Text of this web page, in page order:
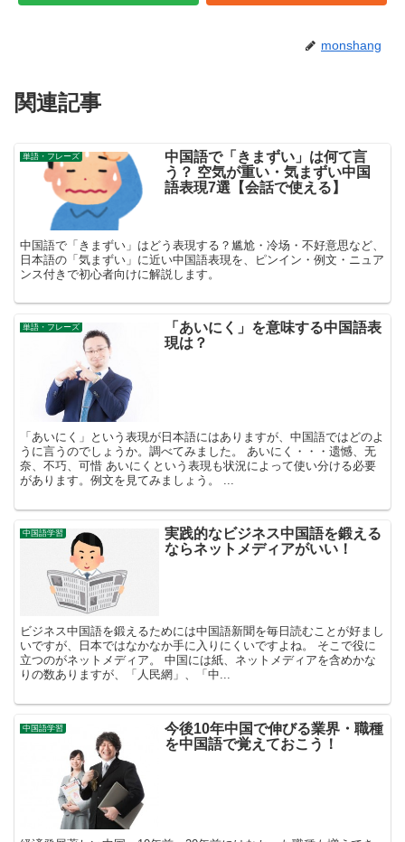
monshang
関連記事
単語・フレーズ
中国語で「きまずい」は何て言
う？ 空気が重い・気まずい中国
語表現7選【会話で使える】
中国語で「きまずい」はどう表現する？尴尬・冷场・不好意思など、
日本語の「気まずい」に近い中国語表現を、ピンイン・例文・ニュア
ンス付きで初心者向けに解説します。
単語・フレーズ
「あいにく」を意味する中国語表
現は？
「あいにく」という表現が日本語にはありますが、中国語ではどのよ
うに言うのでしょうか。調べてみました。 あいにく・・・遗憾、无
奈、不巧、可惜 あいにくという表現も状況によって使い分ける必要
があります。例文を見てみましょう。 ...
中国語学習
実践的なビジネス中国語を鍛える
ならネットメディアがいい！
ビジネス中国語を鍛えるためには中国語新聞を毎日読むことが好まし
いですが、日本ではなかなか手に入りにくいですよね。 そこで役に
立つのがネットメディア。 中国には紙、ネットメディアを含めかな
りの数ありますが、「人民網」、「中...
中国語学習
今後10年中国で伸びる業界・職種
を中国語で覚えておこう！